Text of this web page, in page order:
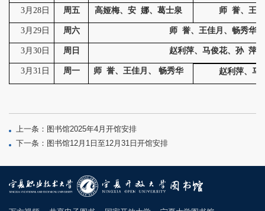
3月28日 周五 高娅梅、安 娜、葛士泉 师 誉、王
3月29日 周六 师 誉、王佳月、畅秀华
3月30日 周日 赵利萍、马俊花、孙 萍
3月31日 周一 师 誉、王佳月、 畅秀华 赵利萍、马
上一条：图书馆2025年4月开馆安排
下一条：图书馆12月1日至12月31日开馆安排